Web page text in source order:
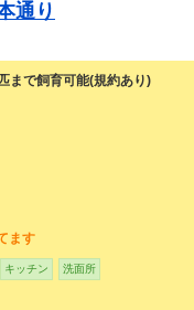
通り
まで飼育可能(規約あり)
ます
キッチン 洗面所